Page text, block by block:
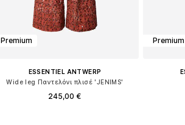
Premium
ESSENTIEL ANTWERP
Wide leg Παντελόνι πλισέ 'JENIMS'
245,00 €
Premium